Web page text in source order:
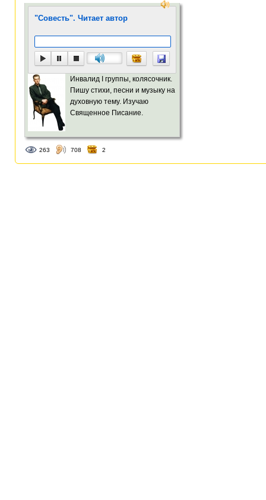
"Совесть". Читает автор
Инвалид I группы, колясочник.
Пишу стихи, песни и музыку на
духовную тему. Изучаю
Священное Писание.
263 708 2